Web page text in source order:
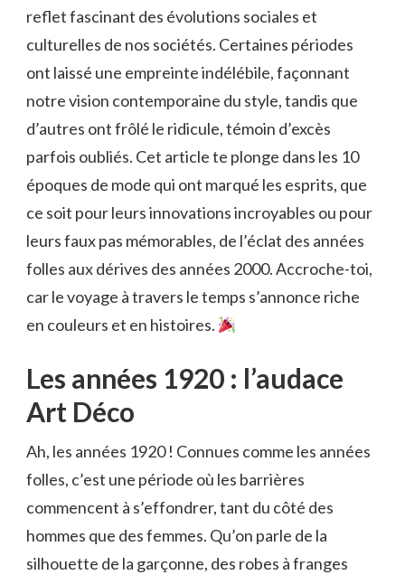
reflet fascinant des évolutions sociales et
culturelles de nos sociétés. Certaines périodes
ont laissé une empreinte indélébile, façonnant
notre vision contemporaine du style, tandis que
d’autres ont frôlé le ridicule, témoin d’excès
parfois oubliés. Cet article te plonge dans les 10
époques de mode qui ont marqué les esprits, que
ce soit pour leurs innovations incroyables ou pour
leurs faux pas mémorables, de l’éclat des années
folles aux dérives des années 2000. Accroche-toi,
car le voyage à travers le temps s’annonce riche
en couleurs et en histoires.
Les années 1920 : l’audace
Art Déco
Ah, les années 1920 ! Connues comme les années
folles, c’est une période où les barrières
commencent à s’effondrer, tant du côté des
hommes que des femmes. Qu’on parle de la
silhouette de la garçonne, des robes à franges